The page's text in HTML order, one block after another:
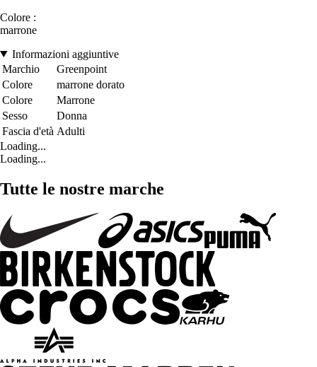
Colore :
marrone
Informazioni aggiuntive
Marchio
Greenpoint
Colore
marrone dorato
Colore
Marrone
Sesso
Donna
Fascia d'età Adulti
Loading...
Loading...
Tutte le nostre marche